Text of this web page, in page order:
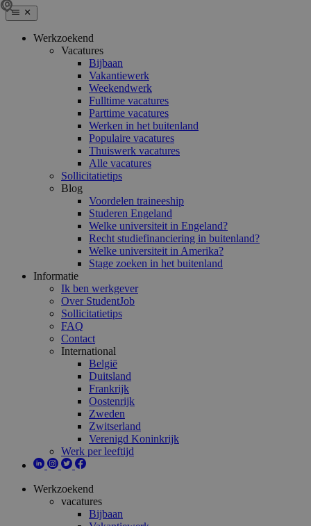
Werkzoekend
Vacatures
Bijbaan
Vakantiewerk
Weekendwerk
Fulltime vacatures
Parttime vacatures
Werken in het buitenland
Populaire vacatures
Thuiswerk vacatures
Alle vacatures
Sollicitatietips
Blog
Voordelen traineeship
Studeren Engeland
Welke universiteit in Engeland?
Recht studiefinanciering in buitenland?
Welke universiteit in Amerika?
Stage zoeken in het buitenland
Informatie
Ik ben werkgever
Over StudentJob
Sollicitatietips
FAQ
Contact
International
België
Duitsland
Frankrijk
Oostenrijk
Zweden
Zwitserland
Verenigd Koninkrijk
Werk per leeftijd
Werkzoekend
vacatures
Bijbaan